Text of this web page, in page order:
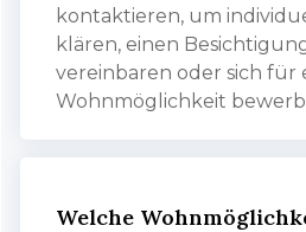
kontaktieren, um
klären, einen
vereinbaren oder sich für
Wohnmöglichkeit
Welche